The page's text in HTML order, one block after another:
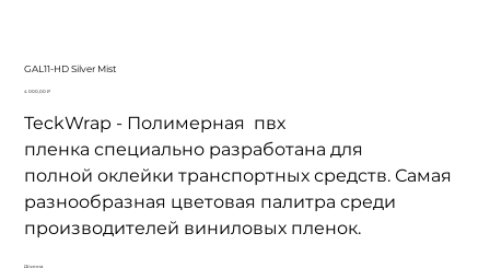
GAL11-HD Silver Mist
Цена
4 000,00 ₽
TeckWrap - Полимерная пвх
пленка специально разработана для
полной оклейки транспортных средств. Самая
разнообразная цветовая палитра среди
производителей виниловых пленок.
Длинна